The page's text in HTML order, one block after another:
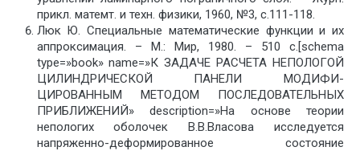
прикл. матемт. и техн. физики, 1960, №3, с.111-118.
Люк Ю. Специальные математические функции и их
аппроксимация. – М.: Мир, 1980. – 510 с.[schema
type=»book» name=»К ЗАДАЧЕ РАСЧЕТА НЕПОЛОГОЙ
ЦИЛИНДРИЧЕСКОЙ ПАНЕЛИ МОДИФИ-
ЦИРОВАННЫМ МЕТОДОМ ПОСЛЕДОВАТЕЛЬНЫХ
ПРИБЛИЖЕНИЙ» description=»На основе теории
непологих оболочек В.В.Власова исследуется
напряженно-деформированное состояние